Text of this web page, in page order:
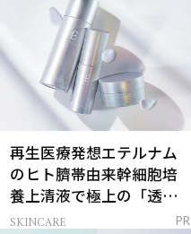
再生医療発想エテルナム
のヒト臍帯由来幹細胞培
養上清液で極上の「透明
感ハリ肌」へ
SKINCARE PR